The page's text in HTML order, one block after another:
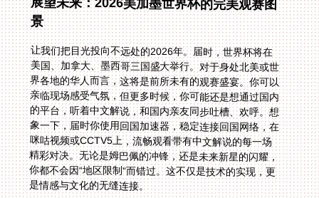
展望未来：2026美加墨世界杯的完美观赛图
景
让我们把目光投向不远处的2026年。届时，世界杯将在
美国、加拿大、墨西哥三国盛大举行。对于身处北美或世
界各地的华人而言，这将是前所未有的观赛盛宴。你可以
亲临现场感受气氛，但更多时候，你可能还是想通过国内
的平台，听着中文解说，和国内亲友同步吐槽、欢呼。想
象一下，届时你使用回国加速器，稳定连接回国网络，在
咪咕视频或CCTV5上，流畅观看带有中文解说的每一场
精彩对决。无论是姆巴佩的冲锋，还是未来新星的闪耀，
你都不会因“地区限制”而错过。这不仅是技术的实现，更
是情感与文化的无缝连接。